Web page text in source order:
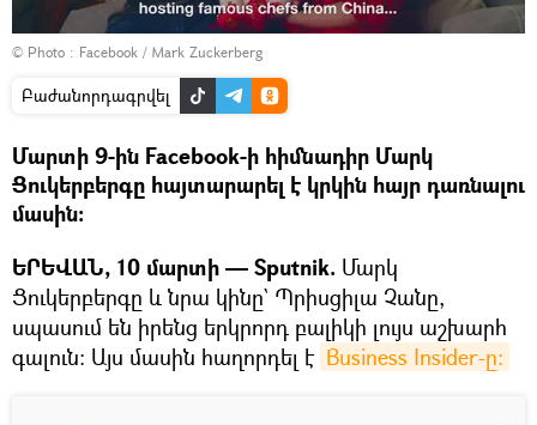
© Photo : Facebook / Mark Zuckerberg
Բաժանորդագրվել
Մարտի 9-ին Facebook-ի հիմնադիր Մարկ
Ցուկերբերգը հայտարարել է կրկին հայր դառնալու
մասին:
ԵՐԵՎԱՆ, 10 մարտի — Sputnik. Մարկ
Ցուկերբերգը և նրա կինը` Պրիսցիլա Չանը,
սպասում են իրենց երկրորդ բալիկի լույս աշխարհ
գալուն: Այս մասին հաղորդել է Business Insider-ը: